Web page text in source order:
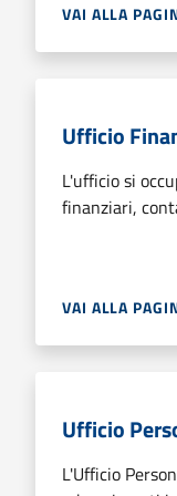
VAI ALLA
Ufficio
L'ufficio si
finanziari,
VAI ALLA
Ufficio
L'Ufficio